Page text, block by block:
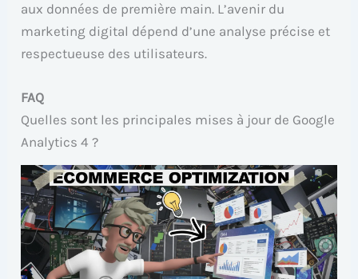
aux données de première main. L’avenir du
marketing digital dépend d’une analyse précise et
respectueuse des utilisateurs.
FAQ
Quelles sont les principales mises à jour de Google
Analytics 4 ?